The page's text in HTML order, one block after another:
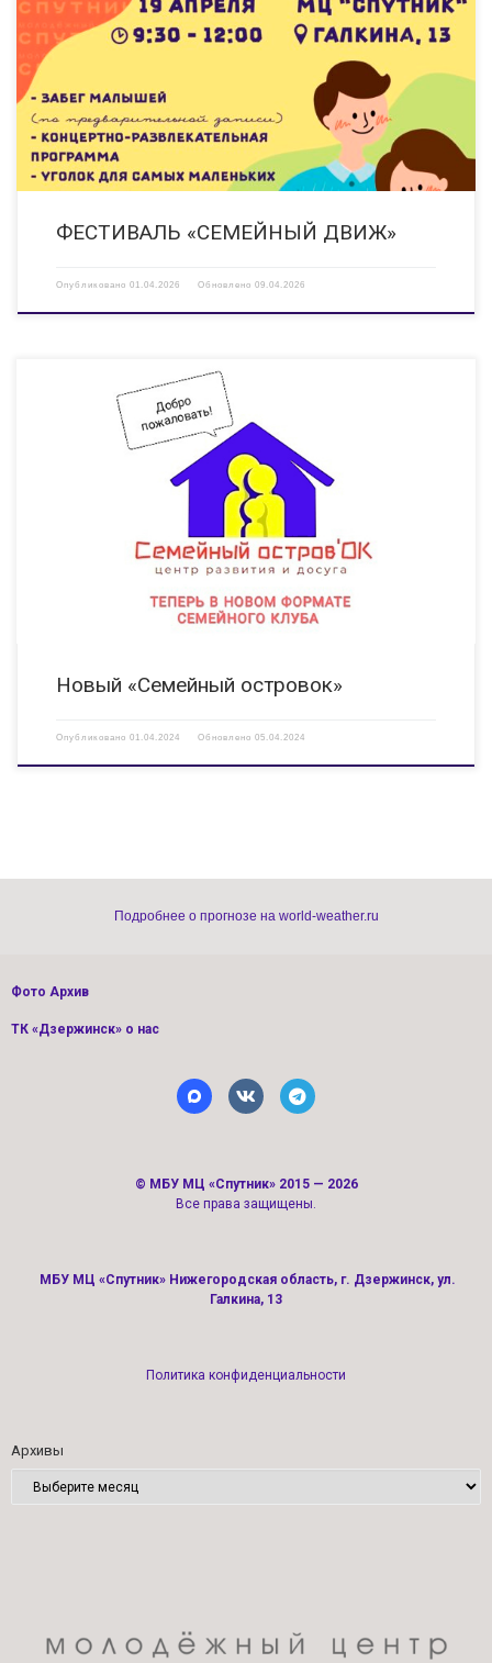
Отмечаем Международный день семьи ярко и весело — приглашаем на
городской фестиваль «Семейный Движ»!Что ждет вас и ваших
малышей? Море радости и десятки активностей для всей семьи:
увлекательные интерактивы
творческие мастер-классы
выступления
ФЕСТИВАЛЬ «СЕМЕЙНЫЙ ДВИЖ»
Опубликовано 01.04.2026 Обновлено 09.04.2026
Центр «Семейный островок» переживает важные изменения: с 1
апреля, являясь структурным подразделением молодежного центра
«Спутник», он становится семейным клубом. Теперь наш главный
ориентир — не только ребенок, но вся СЕМЬЯ! И это очень символично,
Новый «Семейный островок»
Опубликовано 01.04.2024 Обновлено 05.04.2024
Подробнее о прогнозе на world-weather.ru
Фото Архив
ТК «Дзержинск» о нас
© МБУ МЦ «Спутник» 2015 — 2026
Все права защищены.
МБУ МЦ «Спутник» Нижегородская область, г. Дзержинск, ул.
Галкина, 13
Политика конфиденциальности
Архивы